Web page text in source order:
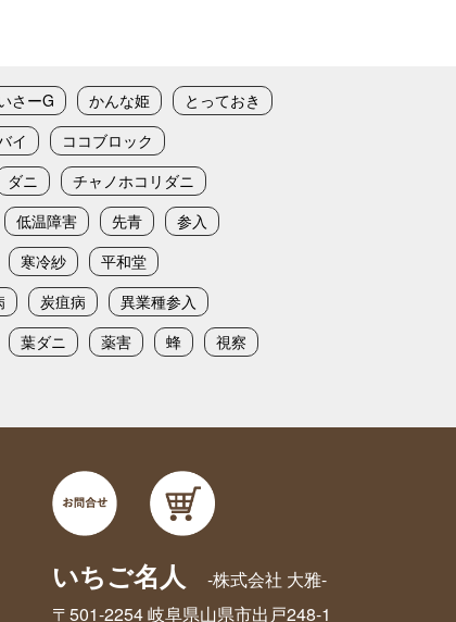
さーG かんな姫
とっておき
イ
ココブロック
ダニ
チャノホコリダニ
低温障害 先青
参入
寒冷紗
平和堂
炭疽病
異業種参入
葉ダニ 薬害 蜂
視察
いちご名人
-株式会社 大雅-
〒501-2254 岐阜県山県市出戸248-1